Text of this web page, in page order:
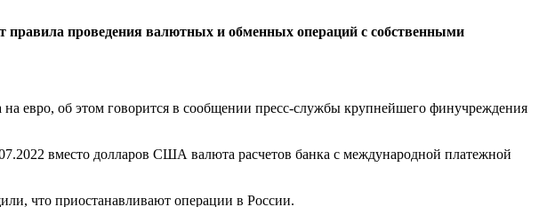
правила проведения валютных и обменных операций с собственными
евро, об этом говорится в сообщении пресс-службы крупнейшего финучреждения
вместо долларов США валюта расчетов банка с международной платежной
что приостанавливают операции в России.